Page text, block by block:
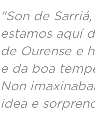
"Son de
estamos aquí
de Ourense e
e da boa
Non
idea e